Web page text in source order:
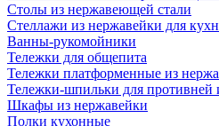
Столы из нержавеющей стали
Стеллажи из нержавейки для
Ванны-рукомойники
Тележки для общепита
Тележки платформенные из
Тележки-шпильки для противней
Шкафы из нержавейки
Полки кухонные